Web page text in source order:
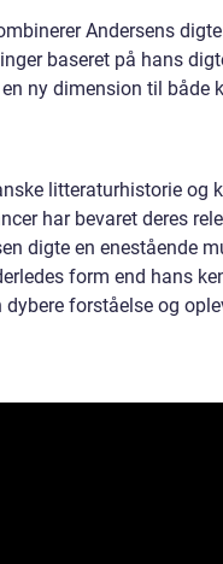
Andersens
baseret på hans
ny dimension til både
litteraturhistorie og
har bevaret deres
digte en enestående
form end hans
forståelse og